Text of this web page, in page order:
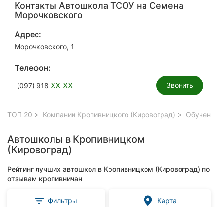
Контакты Автошкола ТСОУ на Семена
Морочковского
Адрес:
Морочковского, 1
Телефон:
(097) 918 XX XX Звонить
ТОП 20 Компании Кропивницкого (Кировоград)
Автошколы в Кропивницком
(Кировоград)
Рейтинг лучших автошкол в Кропивницком (Кировоград) по
отзывам кропивничан
Фильтры Карта